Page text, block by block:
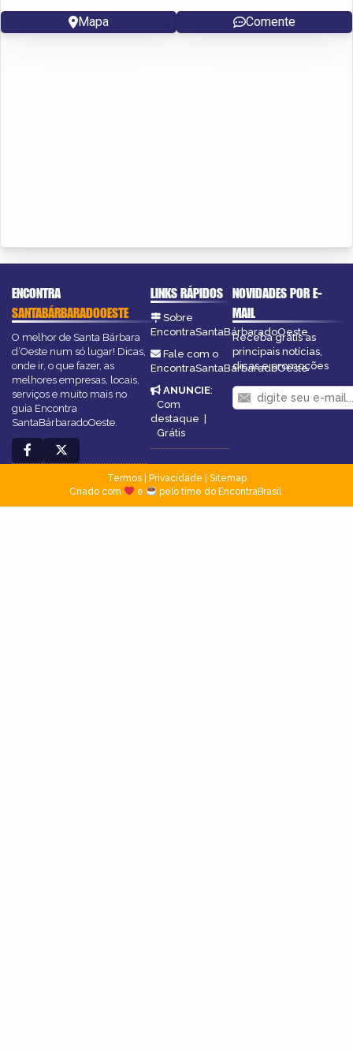
Mapa Comente
ENCONTRA
SANTABÁRBARADOOESTE
O melhor de Santa Bárbara
d’Oeste num só lugar! Dicas,
onde ir, o que fazer, as
melhores empresas, locais,
serviços e muito mais no
guia Encontra
SantaBárbaradoOeste.
LINKS RÁPIDOS
Sobre
EncontraSantaBárbaradoOeste
Fale com o
EncontraSantaBárbaradoOeste
ANUNCIE:
Com
destaque |
Grátis
NOVIDADES POR E-
MAIL
Receba grátis as
principais notícias,
dicas e promoções
Termos| Privacidade
Sitemap
Criado com
e pelo time do EncontraBrasil